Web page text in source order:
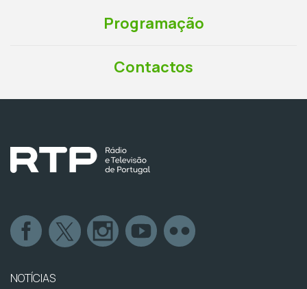
Programação
Contactos
NOTÍCIAS